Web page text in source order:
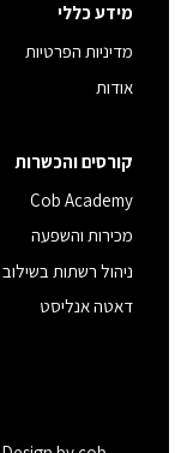
מידע כללי
מדיניות הפרטיות
אודות
קורסים והכשרות
Cob Academy
מכירות והשפעה
ניהול רשתות בשילוב AI
דאטה אנליסט